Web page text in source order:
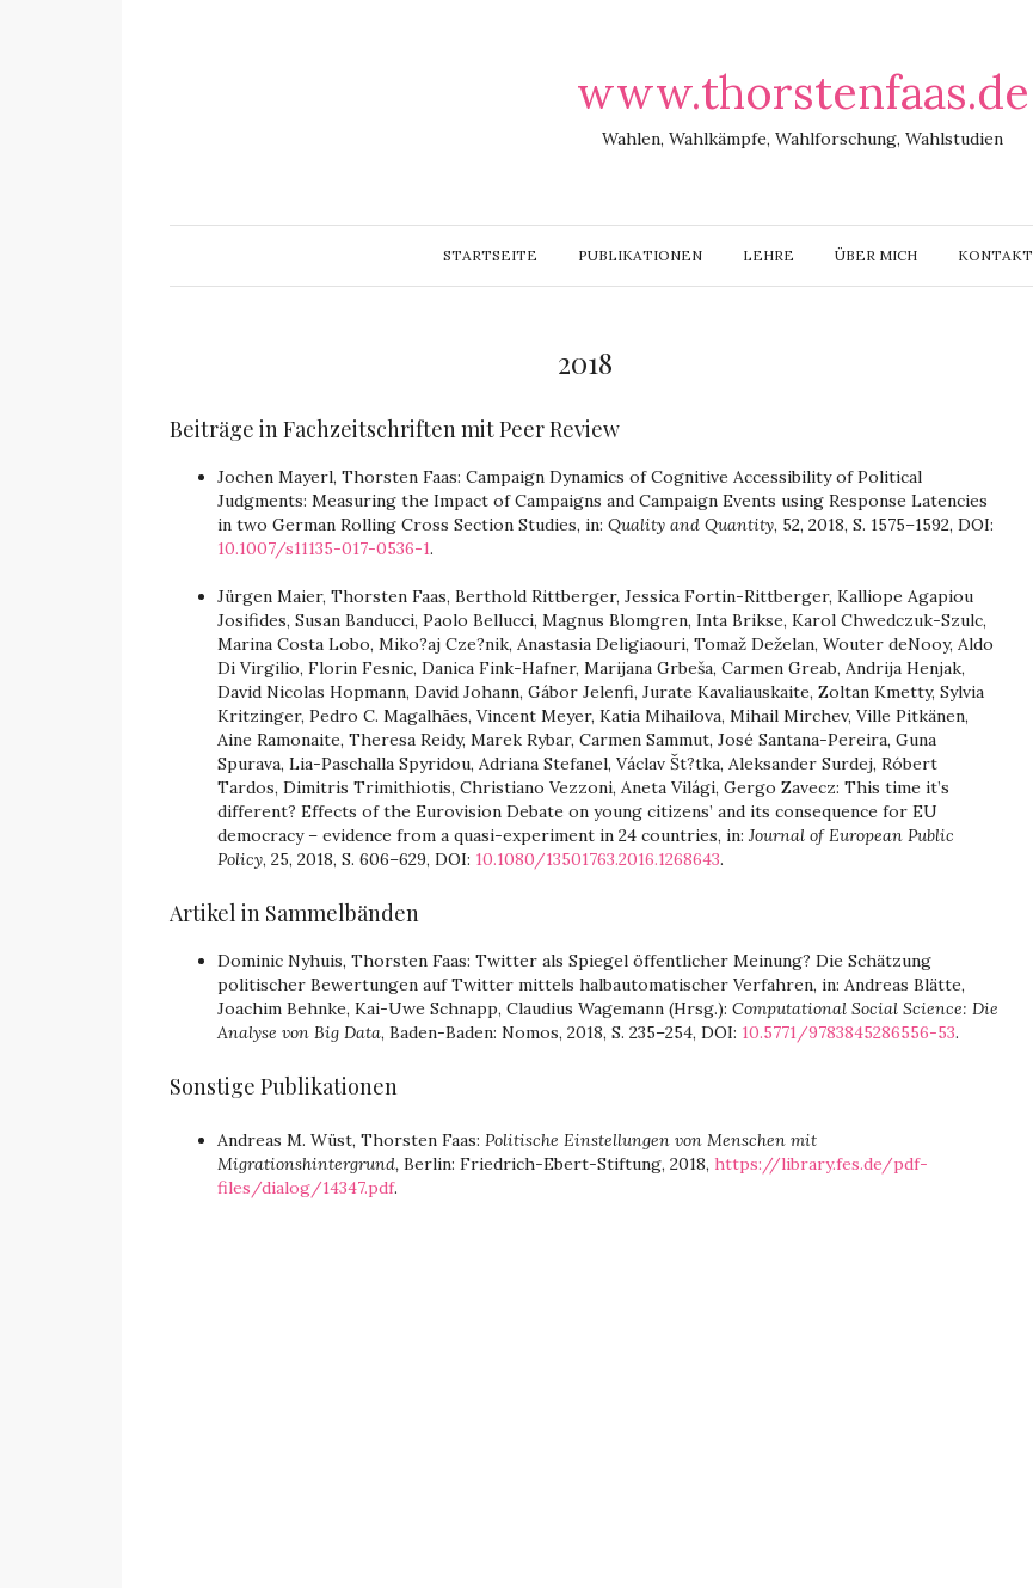
www.thorstenfaas.de
Wahlen, Wahlkämpfe, Wahlforschung, Wahlstudien
STARTSEITE PUBLIKATIONEN LEHRE ÜBER MICH KONTAKT
2018
Beiträge in Fachzeitschriften mit Peer Review
Jochen Mayerl, Thorsten Faas: Campaign Dynamics of Cognitive Accessibility of Political
Judgments: Measuring the Impact of Campaigns and Campaign Events using Response Latencies
in two German Rolling Cross Section Studies, in: Quality and Quantity, 52, 2018, S. 1575–1592, DOI:
10.1007/s11135-017-0536-1.
Jürgen Maier, Thorsten Faas, Berthold Rittberger, Jessica Fortin-Rittberger, Kalliope Agapiou
Josifides, Susan Banducci, Paolo Bellucci, Magnus Blomgren, Inta Brikse, Karol Chwedczuk-Szulc,
Marina Costa Lobo, Miko?aj Cze?nik, Anastasia Deligiaouri, Tomaž Deželan, Wouter deNooy, Aldo
Di Virgilio, Florin Fesnic, Danica Fink-Hafner, Marijana Grbeša, Carmen Greab, Andrija Henjak,
David Nicolas Hopmann, David Johann, Gábor Jelenfi, Jurate Kavaliauskaite, Zoltan Kmetty, Sylvia
Kritzinger, Pedro C. Magalhães, Vincent Meyer, Katia Mihailova, Mihail Mirchev, Ville Pitkänen,
Aine Ramonaite, Theresa Reidy, Marek Rybar, Carmen Sammut, José Santana-Pereira, Guna
Spurava, Lia-Paschalla Spyridou, Adriana Stefanel, Václav Št?tka, Aleksander Surdej, Róbert
Tardos, Dimitris Trimithiotis, Christiano Vezzoni, Aneta Világi, Gergo Zavecz: This time it’s
different? Effects of the Eurovision Debate on young citizens’ and its consequence for EU
democracy – evidence from a quasi-experiment in 24 countries, in: Journal of European Public
Policy, 25, 2018, S. 606–629, DOI: 10.1080/13501763.2016.1268643.
Artikel in Sammelbänden
Dominic Nyhuis, Thorsten Faas: Twitter als Spiegel öffentlicher Meinung? Die Schätzung
politischer Bewertungen auf Twitter mittels halbautomatischer Verfahren, in: Andreas Blätte,
Joachim Behnke, Kai-Uwe Schnapp, Claudius Wagemann (Hrsg.): Computational Social Science: Die
Analyse von Big Data, Baden-Baden: Nomos, 2018, S. 235–254, DOI: 10.5771/9783845286556-53.
Sonstige Publikationen
Andreas M. Wüst, Thorsten Faas: Politische Einstellungen von Menschen mit
Migrationshintergrund, Berlin: Friedrich-Ebert-Stiftung, 2018, https://library.fes.de/pdf-
files/dialog/14347.pdf.